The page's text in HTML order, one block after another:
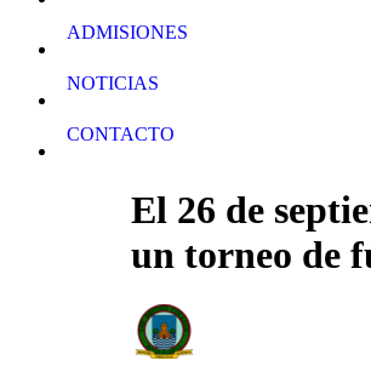
ADMISIONES
NOTICIAS
CONTACTO
El 26 de
un torneo de